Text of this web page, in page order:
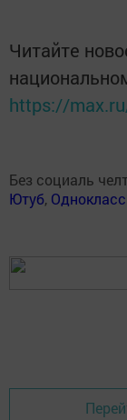
Читайте
https://
Без социаль
Ютуб,